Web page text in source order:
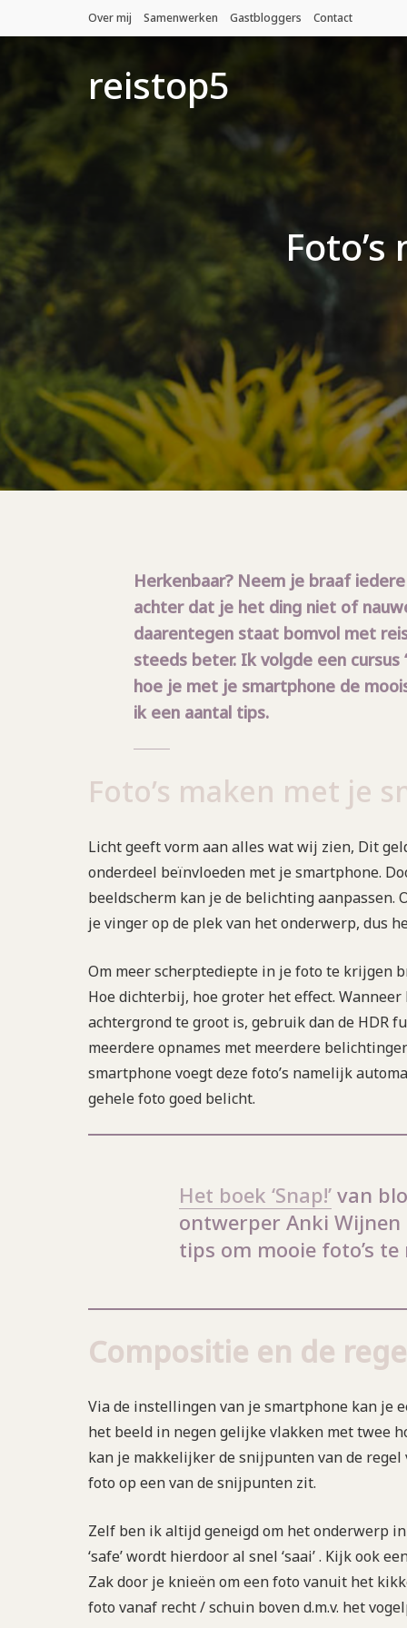
Over mij Samenwerken Gastbloggers Contact
reistop5
Herkenbaar? Neem je braaf
achter dat je het ding niet of
daarentegen staat bomvol met
steeds beter. Ik volgde een
hoe je met je smartphone de
ik een aantal tips.
Foto’s maken met je
Licht geeft vorm aan alles wat wij zien, Dit
onderdeel beïnvloeden met je smartphone.
beeldscherm kan je de belichting aanpassen.
je vinger op de plek van het onderwerp, dus
Om meer scherptediepte in je foto te krijgen
Hoe dichterbij, hoe groter het effect.
achtergrond te groot is, gebruik dan de HDR
meerdere opnames met meerdere
smartphone voegt deze foto’s namelijk
gehele foto goed belicht.
Het boek ‘Snap!’ van
ontwerper Anki
tips om mooie foto’s
Compositie en de
Via de instellingen van je smartphone kan je
het beeld in negen gelijke vlakken met twee
kan je makkelijker de snijpunten van de
foto op een van de snijpunten zit.
Zelf ben ik altijd geneigd om het onderwerp
‘safe’ wordt hierdoor al snel ‘saai’ . Kijk ook
Zak door je knieën om een foto vanuit het
foto vanaf recht / schuin boven d.m.v. het